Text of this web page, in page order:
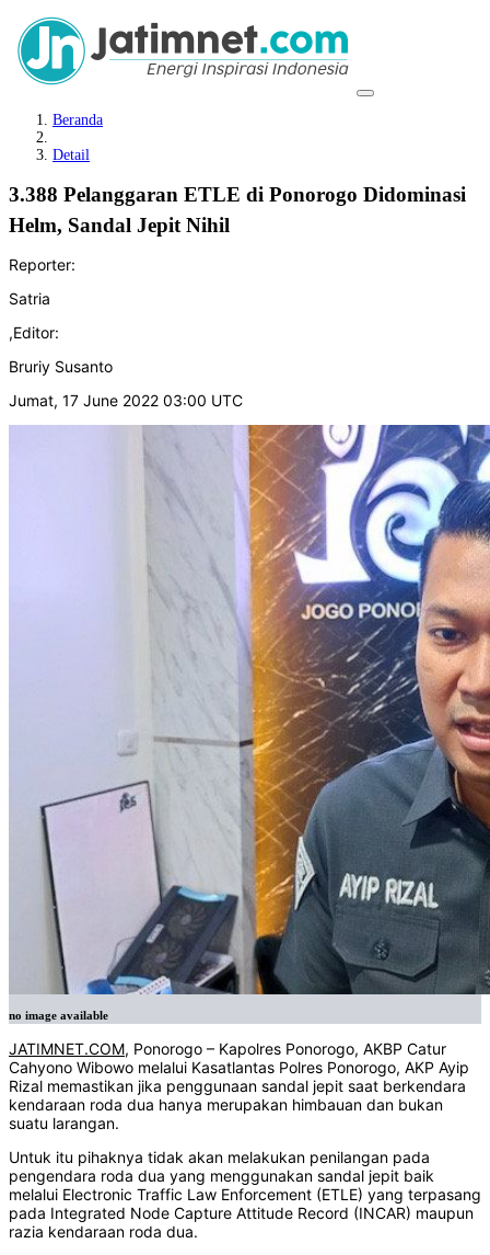
Beranda
Detail
3.388 Pelanggaran ETLE di Ponorogo Didominasi
Helm, Sandal Jepit Nihil
Reporter:
Satria
,Editor:
Bruriy Susanto
Jumat, 17 June 2022 03:00 UTC
no image available
JATIMNET.COM, Ponorogo – Kapolres Ponorogo, AKBP Catur
Cahyono Wibowo melalui Kasatlantas Polres Ponorogo, AKP Ayip
Rizal memastikan jika penggunaan sandal jepit saat berkendara
kendaraan roda dua hanya merupakan himbauan dan bukan
suatu larangan.
Untuk itu pihaknya tidak akan melakukan penilangan pada
pengendara roda dua yang menggunakan sandal jepit baik
melalui Electronic Traffic Law Enforcement (ETLE) yang terpasang
pada Integrated Node Capture Attitude Record (INCAR) maupun
razia kendaraan roda dua.